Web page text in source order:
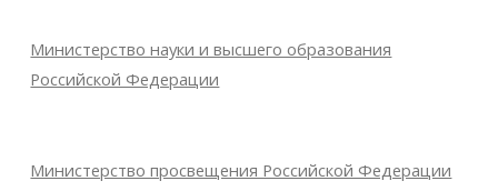
Министерство науки и высшего образования
Российской Федерации
Министерство просвещения Российской Федерации